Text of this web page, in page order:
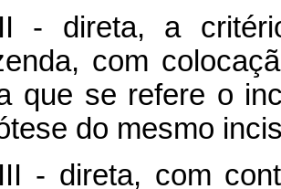
- direta, a
com
que se refere o
do mesmo
- direta, com